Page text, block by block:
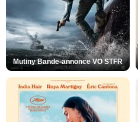
Mutiny Bande-annonce VO STFR